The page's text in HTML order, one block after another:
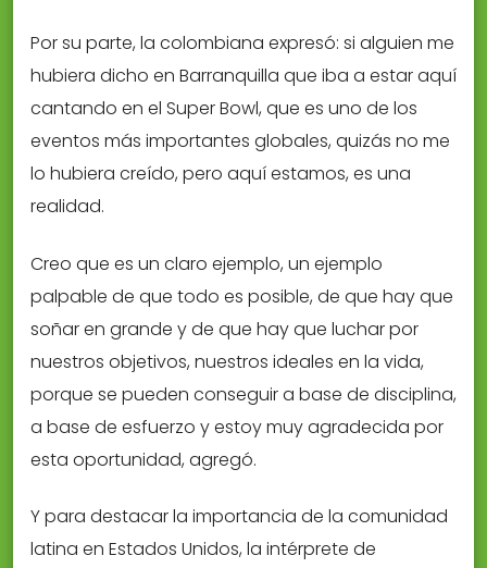
Por su parte, la colombiana expresó: si alguien me
hubiera dicho en Barranquilla que iba a estar aquí
cantando en el Super Bowl, que es uno de los
eventos más importantes globales, quizás no me
lo hubiera creído, pero aquí estamos, es una
realidad.
Creo que es un claro ejemplo, un ejemplo
palpable de que todo es posible, de que hay que
soñar en grande y de que hay que luchar por
nuestros objetivos, nuestros ideales en la vida,
porque se pueden conseguir a base de disciplina,
a base de esfuerzo y estoy muy agradecida por
esta oportunidad, agregó.
Y para destacar la importancia de la comunidad
latina en Estados Unidos, la intérprete de